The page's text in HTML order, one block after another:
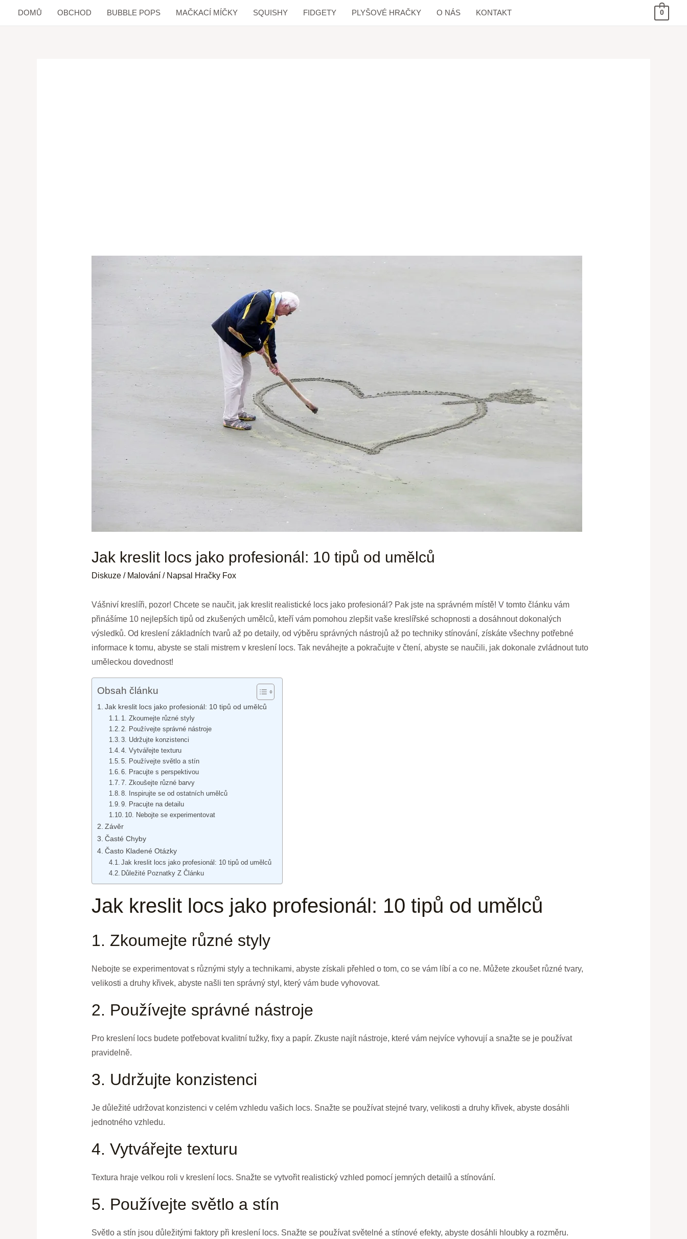
DOMŮ OBCHOD BUBBLE POPS MAČKACÍ MÍČKY SQUISHY FIDGETY PLYŠOVÉ HRAČKY O NÁS KONTAKT 0
Jak kreslit locs jako profesionál: 10 tipů od umělců
Diskuze / Malování/ Napsal Hračky Fox
Vášniví kreslíři, pozor! Chcete se naučit, jak kreslit realistické locs jako profesionál? Pak jste na správném místě! V tomto článku vám
přinášíme 10 nejlepších tipů od zkušených umělců, kteří vám pomohou zlepšit vaše kreslířské schopnosti a dosáhnout dokonalých
výsledků. Od kreslení základních tvarů až po detaily, od výběru správných nástrojů až po techniky stínování, získáte všechny potřebné
informace k tomu, abyste se stali mistrem v kreslení locs. Tak neváhejte a pokračujte v čtení, abyste se naučili, jak dokonale zvládnout tuto
uměleckou dovednost!
Obsah článku
Jak kreslit locs jako profesionál: 10 tipů od umělců
1. Zkoumejte různé styly
2. Používejte správné nástroje
3. Udržujte konzistenci
4. Vytvářejte texturu
5. Používejte světlo a stín
6. Pracujte s perspektivou
7. Zkoušejte různé barvy
8. Inspirujte se od ostatních umělců
9. Pracujte na detailu
10. Nebojte se experimentovat
Závěr
Časté Chyby
Často Kladené Otázky
Jak kreslit locs jako profesionál: 10 tipů od umělců
Důležité Poznatky Z Článku
Jak kreslit locs jako profesionál: 10 tipů od umělců
1. Zkoumejte různé styly
Nebojte se experimentovat s různými styly a technikami, abyste získali přehled o tom, co se vám líbí a co ne. Můžete zkoušet různé tvary,
velikosti a druhy křivek, abyste našli ten správný styl, který vám bude vyhovovat.
2. Používejte správné nástroje
Pro kreslení locs budete potřebovat kvalitní tužky, fixy a papír. Zkuste najít nástroje, které vám nejvíce vyhovují a snažte se je používat
pravidelně.
3. Udržujte konzistenci
Je důležité udržovat konzistenci v celém vzhledu vašich locs. Snažte se používat stejné tvary, velikosti a druhy křivek, abyste dosáhli
jednotného vzhledu.
4. Vytvářejte texturu
Textura hraje velkou roli v kreslení locs. Snažte se vytvořit realistický vzhled pomocí jemných detailů a stínování.
5. Používejte světlo a stín
Světlo a stín jsou důležitými faktory při kreslení locs. Snažte se používat světelné a stínové efekty, abyste dosáhli hloubky a rozměru.